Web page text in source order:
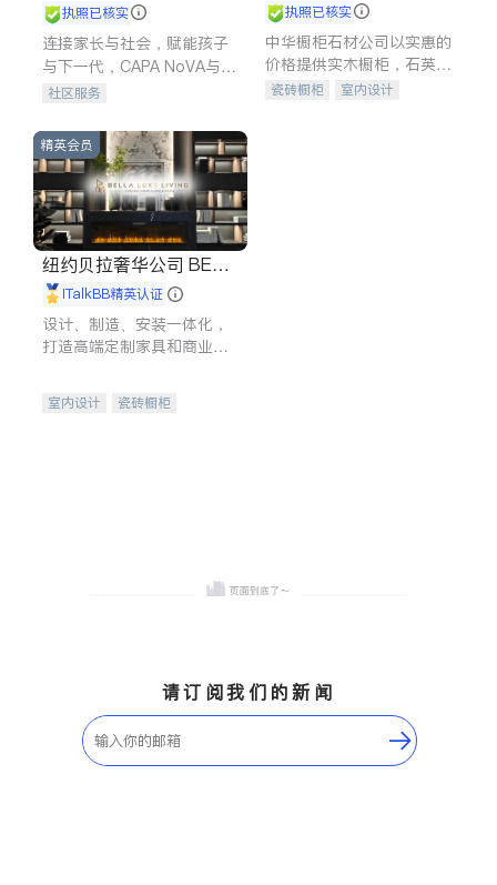
执照已核实
连接家长与社会，赋能孩子
与下一代，CAPA NoVA与您
携手建设包容、公平、充满
社区服务
执照已核实
中华橱柜石材公司以实惠的
价格提供实木橱柜，石英石
台面，多种优质不锈钢水
瓷砖橱柜
室内设计
精英会员
纽约贝拉奢华公司 BELL
A LUXE
iTalkBB精英认证
设计、制造、安装一体化，
打造高端定制家具和商业空
室内设计
瓷砖橱柜
请订阅我们的新闻